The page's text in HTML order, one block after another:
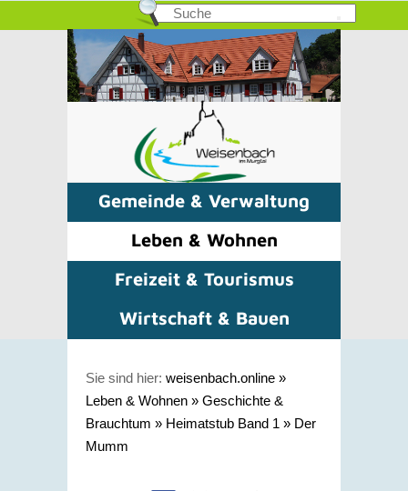
Gemeinde & Verwaltung
Leben & Wohnen
Freizeit & Tourismus
Wirtschaft & Bauen
Sie sind hier: weisenbach.online »
Leben & Wohnen » Geschichte &
Brauchtum » Heimatstub Band 1 » Der
Mumm